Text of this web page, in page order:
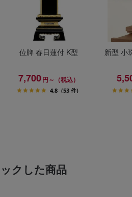
位牌 春日蓮付 K型
7,700円～（税込）
4.8 (53 件)
新型 小
クした商品